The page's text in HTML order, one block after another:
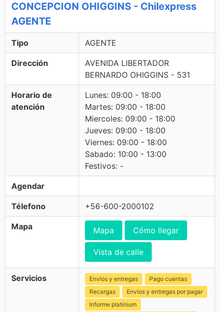
CONCEPCION OHIGGINS - Chilexpress
AGENTE
Tipo AGENTE
Dirección
AVENIDA LIBERTADOR
BERNARDO OHIGGINS - 531
Horario de
atención
Lunes: 09:00 - 18:00
Martes: 09:00 - 18:00
Miercoles: 09:00 - 18:00
Jueves: 09:00 - 18:00
Viernes: 09:00 - 18:00
Sabado: 10:00 - 13:00
Festivos: -
Agendar
Télefono +56-600-2000102
Mapa Mapa Cómo llegar
Vista de calle
Servicios Envíos y entregas
Pago cuentas
Recargas
Envíos y entregas por pagar
Informe platinium